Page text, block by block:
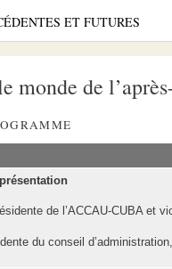
ET FUTURES
monde de
de l’ACCAU-CUBA et
du conseil